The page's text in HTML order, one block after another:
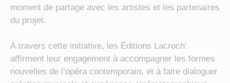
moment de partage avec les artistes et les partenaires
du projet.
À travers cette initiative, les Éditions Lacroch’
affirment leur engagement à accompagner les formes
nouvelles de l’opéra contemporain, et à faire dialoguer